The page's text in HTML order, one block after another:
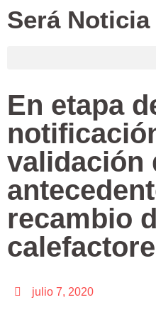
Será Noticia
En etapa
validación
recambio
julio 7, 2020